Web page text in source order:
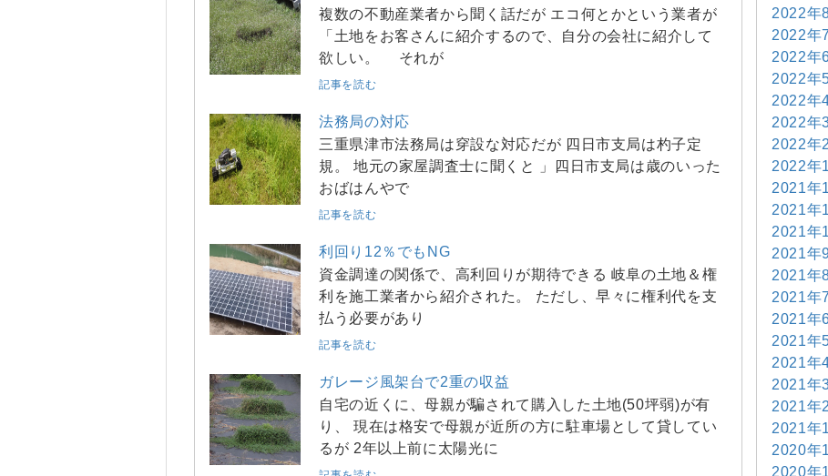
複数の不動産業者から聞く話だが エコ何とかという業者が
「土地をお客さんに紹介するので、自分の会社に紹介して
欲しい。 それが
記事を読む
法務局の対応
三重県津市法務局は穿設な対応だが 四日市支局は杓子定
規。 地元の家屋調査士に聞くと 」四日市支局は歳のいった
おばはんやで
記事を読む
利回り12％でもNG
資金調達の関係で、高利回りが期待できる 岐阜の土地＆権
利を施工業者から紹介された。 ただし、早々に権利代を支
払う必要があり
記事を読む
ガレージ風架台で2重の収益
自宅の近くに、母親が騙されて購入した土地(50坪弱)が有
り、 現在は格安で母親が近所の方に駐車場として貸してい
るが 2年以上前に太陽光に
2022年
2022年
2022年
2022年
2022年
2022年
2022年
2022年
2021年
2021年
2021年
2021年
2021年
2021年
2021年
2021年
2021年
2021年
2021年
2021年
2020年
2020年